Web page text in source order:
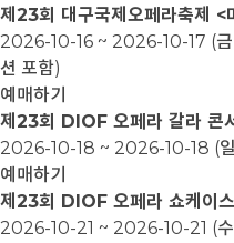
제23회 대구국제오페라축제 <
2026-10-16 ~ 2026-10-17 (
션 포함)
예매하기
제23회 DIOF 오페라 갈라 콘
2026-10-18 ~ 2026-10-18 (
예매하기
제23회 DIOF 오페라 쇼케이
2026-10-21 ~ 2026-10-21 (